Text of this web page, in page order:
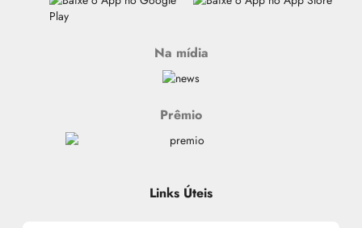
Na mídia
Prêmio
Links Úteis